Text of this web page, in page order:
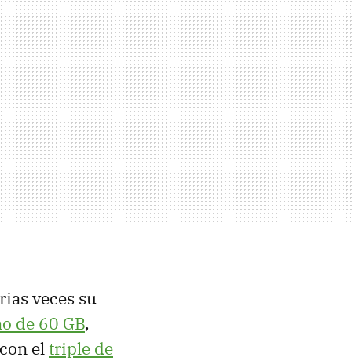
veces su
de 60 GB,
el triple de